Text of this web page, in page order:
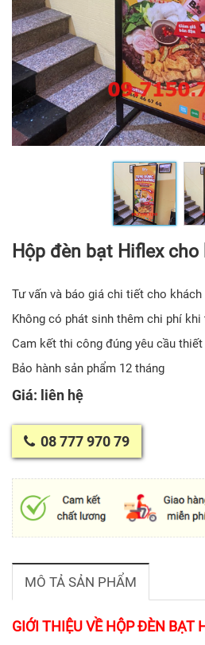
Hộp đèn bạt Hiflex
Tư vấn và báo giá chi tiết cho khách
Không có phát sinh thêm chi phí
Cam kết thi công đúng yêu cầu
Bảo hành sản phẩm 12 tháng
Giá: liên hệ
08 777 970 79
MÔ TẢ SẢN PHẨM
GIỚI THIỆU VỀ HỘP ĐÈN BẠT